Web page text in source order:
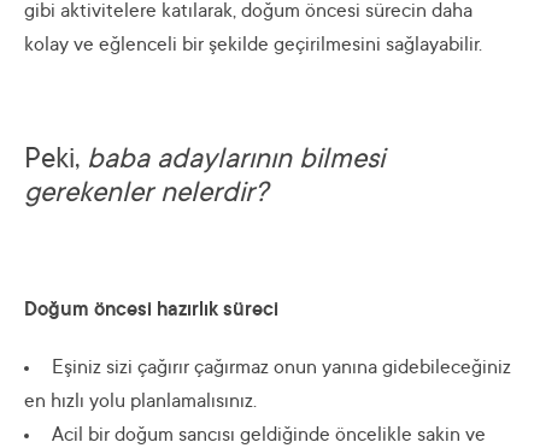
gibi aktivitelere katılarak, doğum öncesi sürecin daha
kolay ve eğlenceli bir şekilde geçirilmesini sağlayabilir.
Peki, baba adaylarının bilmesi
gerekenler nelerdir?
Doğum öncesi hazırlık süreci
Eşiniz sizi çağırır çağırmaz onun yanına gidebileceğiniz
en hızlı yolu planlamalısınız.
Acil bir doğum sancısı geldiğinde öncelikle sakin ve